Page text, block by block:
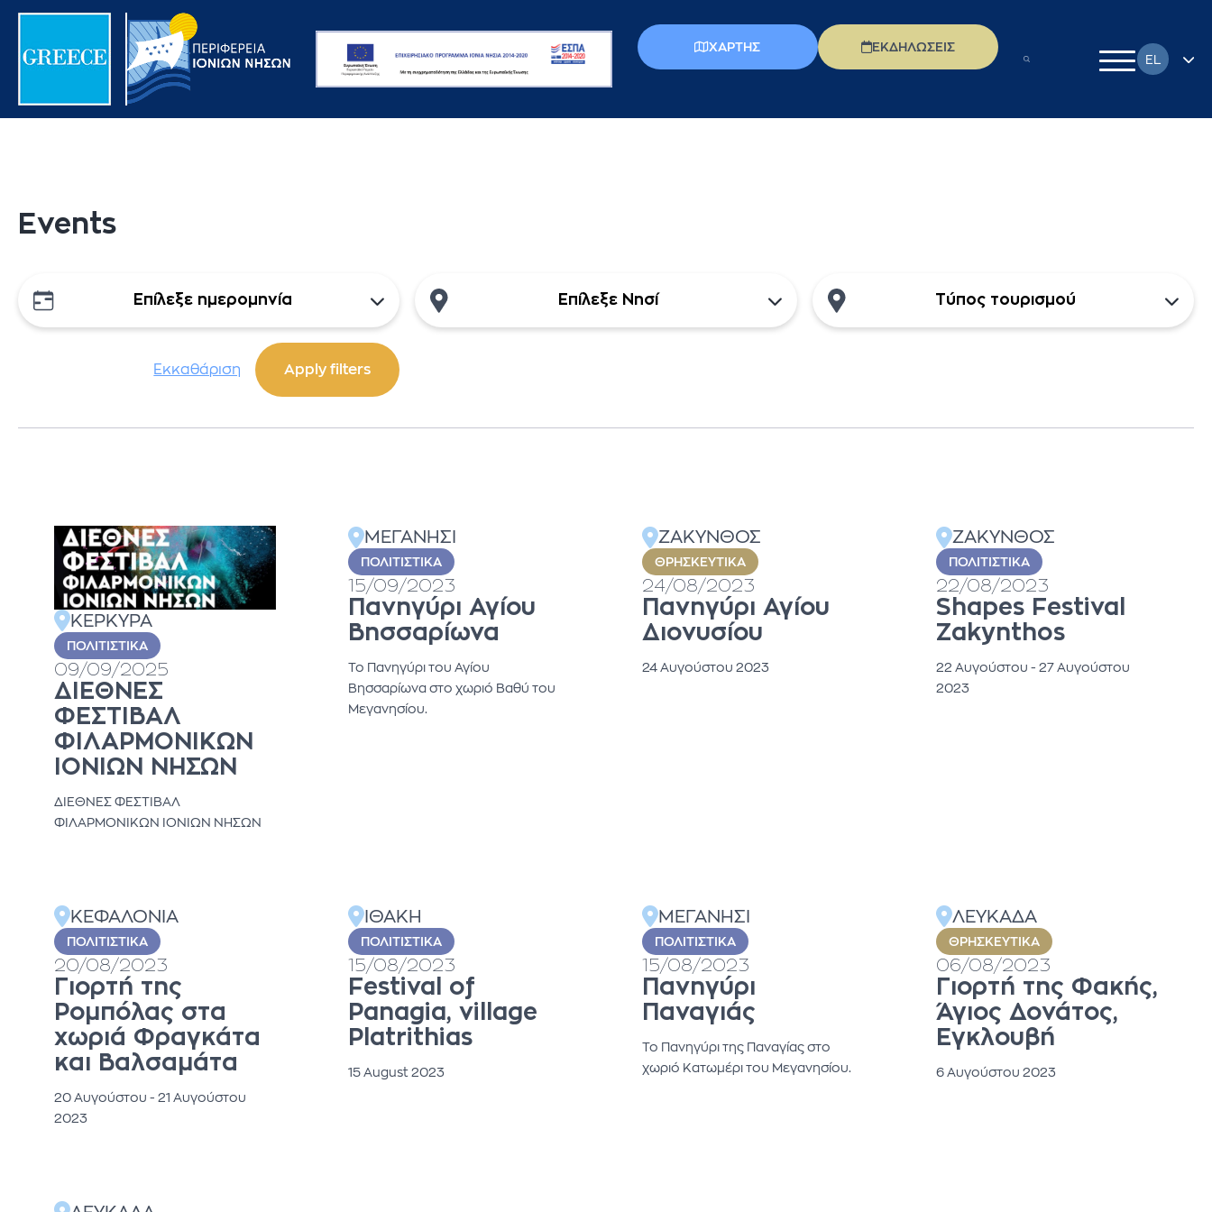
ΧΑΡΤΗΣ
ΕΚΔΗΛΩΣΕΙΣ
EL
Events
Επίλεξε ημερομηνία Επίλεξε Νησί Τύπος τουρισμού
Εκκαθάριση
ΚΕΡΚΥΡΑ
ΠΟΛΙΤΙΣΤΙΚΆ
09/09/2025
ΔΙΕΘΝΕΣ
ΦΕΣΤΙΒΑΛ
ΦΙΛΑΡΜΟΝΙΚΩΝ
ΙΟΝΙΩΝ ΝΗΣΩΝ
ΔΙΕΘΝΕΣ ΦΕΣΤΙΒΑΛ
ΦΙΛΑΡΜΟΝΙΚΩΝ ΙΟΝΙΩΝ ΝΗΣΩΝ
ΜΕΓΑΝΗΣΙ
ΠΟΛΙΤΙΣΤΙΚΆ
15/09/2023
Πανηγύρι Αγίου
Βησσαρίωνα
Το Πανηγύρι του Αγίου
Βησσαρίωνα στο χωριό Βαθύ του
Μεγανησίου.
ΖΑΚΥΝΘΟΣ
ΘΡΗΣΚΕΥΤΙΚΆ
24/08/2023
Πανηγύρι Αγίου
Διονυσίου
24 Αυγούστου 2023
ΖΑΚΥΝΘΟΣ
ΠΟΛΙΤΙΣΤΙΚΆ
22/08/2023
Shapes Festival
Zakynthos
22 Αυγούστου - 27 Αυγούστου
2023
ΚΕΦΑΛΟΝΙΑ
ΠΟΛΙΤΙΣΤΙΚΆ
20/08/2023
Γιορτή της
Ρομπόλας στα
χωριά Φραγκάτα
και Βαλσαμάτα
20 Αυγούστου - 21 Αυγούστου
2023
ΙΘΑΚΗ
ΠΟΛΙΤΙΣΤΙΚΆ
15/08/2023
Festival of
Panagia, village
Platrithias
15 August 2023
ΜΕΓΑΝΗΣΙ
ΠΟΛΙΤΙΣΤΙΚΆ
15/08/2023
Πανηγύρι
Παναγιάς
Το Πανηγύρι της Παναγίας στο
χωριό Κατωμέρι του Μεγανησίου.
ΛΕΥΚΑΔΑ
ΘΡΗΣΚΕΥΤΙΚΆ
06/08/2023
Γιορτή της Φακής,
Άγιος Δονάτος,
Εγκλουβή
6 Αυγούστου 2023